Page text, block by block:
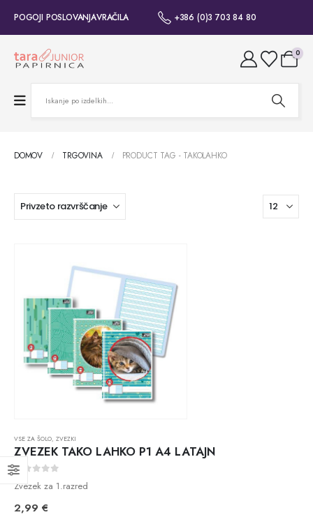
POGOJI POSLOVANJAVRAČILA +386 (0)3 703 84 80
0
DOMOV TRGOVINA PRODUCT TAG - TAKOLAHKO
VSE ZA ŠOLO, ZVEZKI
ZVEZEK TAKO LAHKO P1 A4 LATAJN
Zvezek za 1.razred
2,99 €